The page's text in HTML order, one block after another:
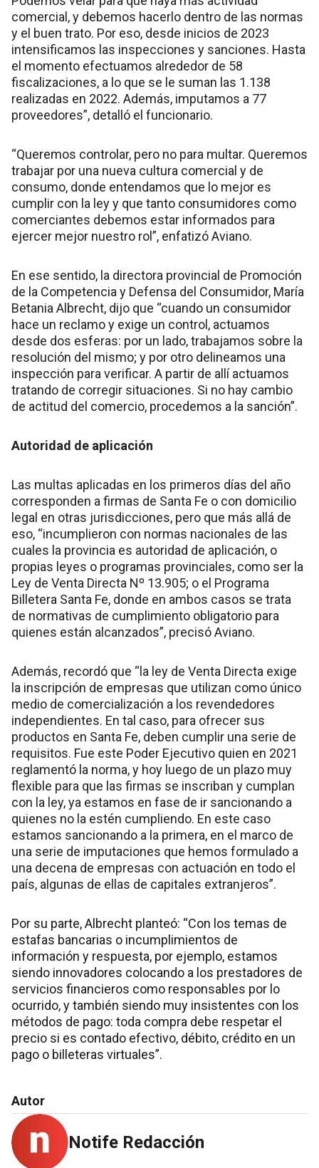
comercial, y debemos hacerlo dentro de las normas
y el buen trato. Por eso, desde inicios de 2023
intensificamos las inspecciones y sanciones. Hasta
el momento efectuamos alrededor de 58
fiscalizaciones, a lo que se le suman las 1.138
realizadas en 2022. Además, imputamos a 77
proveedores”, detalló el funcionario.
“Queremos controlar, pero no para multar. Queremos
trabajar por una nueva cultura comercial y de
consumo, donde entendamos que lo mejor es
cumplir con la ley y que tanto consumidores como
comerciantes debemos estar informados para
ejercer mejor nuestro rol”, enfatizó Aviano.
En ese sentido, la directora provincial de Promoción
de la Competencia y Defensa del Consumidor, María
Betania Albrecht, dijo que “cuando un consumidor
hace un reclamo y exige un control, actuamos
desde dos esferas: por un lado, trabajamos sobre la
resolución del mismo; y por otro delineamos una
inspección para verificar. A partir de allí actuamos
tratando de corregir situaciones. Si no hay cambio
de actitud del comercio, procedemos a la sanción”.
Autoridad de aplicación
Las multas aplicadas en los primeros días del año
corresponden a firmas de Santa Fe o con domicilio
legal en otras jurisdicciones, pero que más allá de
eso, “incumplieron con normas nacionales de las
cuales la provincia es autoridad de aplicación, o
propias leyes o programas provinciales, como ser la
Ley de Venta Directa Nº 13.905; o el Programa
Billetera Santa Fe, donde en ambos casos se trata
de normativas de cumplimiento obligatorio para
quienes están alcanzados”, precisó Aviano.
Además, recordó que “la ley de Venta Directa exige
la inscripción de empresas que utilizan como único
medio de comercialización a los revendedores
independientes. En tal caso, para ofrecer sus
productos en Santa Fe, deben cumplir una serie de
requisitos. Fue este Poder Ejecutivo quien en 2021
reglamentó la norma, y hoy luego de un plazo muy
flexible para que las firmas se inscriban y cumplan
con la ley, ya estamos en fase de ir sancionando a
quienes no la estén cumpliendo. En este caso
estamos sancionando a la primera, en el marco de
una serie de imputaciones que hemos formulado a
una decena de empresas con actuación en todo el
país, algunas de ellas de capitales extranjeros”.
Por su parte, Albrecht planteó: “Con los temas de
estafas bancarias o incumplimientos de
información y respuesta, por ejemplo, estamos
siendo innovadores colocando a los prestadores de
servicios financieros como responsables por lo
ocurrido, y también siendo muy insistentes con los
métodos de pago: toda compra debe respetar el
precio si es contado efectivo, débito, crédito en un
pago o billeteras virtuales”.
Autor
Notife Redacción